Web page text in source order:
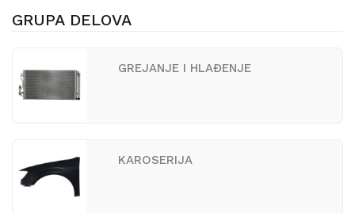
GRUPA DELOVA
GREJANJE I HLAĐENJE
KAROSERIJA